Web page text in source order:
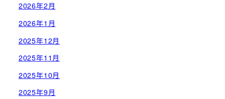
2026年2月
2026年1月
2025年12月
2025年11月
2025年10月
2025年9月